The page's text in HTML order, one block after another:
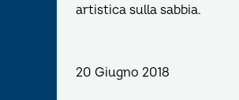
artistica sulla sabbia.
20 Giugno 2018